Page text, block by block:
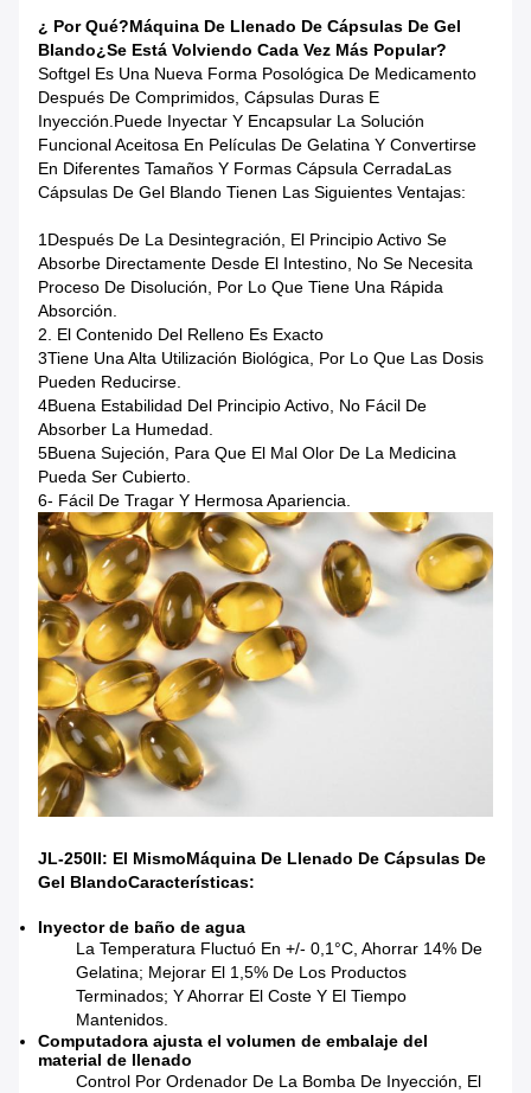
¿ Por Qué?Máquina De Llenado De Cápsulas De Gel
Blando¿Se Está Volviendo Cada Vez Más Popular?
Softgel Es Una Nueva Forma Posológica De Medicamento
Después De Comprimidos, Cápsulas Duras E
Inyección.Puede Inyectar Y Encapsular La Solución
Funcional Aceitosa En Películas De Gelatina Y Convertirse
En Diferentes Tamaños Y Formas Cápsula CerradaLas
Cápsulas De Gel Blando Tienen Las Siguientes Ventajas:
1Después De La Desintegración, El Principio Activo Se
Absorbe Directamente Desde El Intestino, No Se Necesita
Proceso De Disolución, Por Lo Que Tiene Una Rápida
Absorción.
2. El Contenido Del Relleno Es Exacto
3Tiene Una Alta Utilización Biológica, Por Lo Que Las Dosis
Pueden Reducirse.
4Buena Estabilidad Del Principio Activo, No Fácil De
Absorber La Humedad.
5Buena Sujeción, Para Que El Mal Olor De La Medicina
Pueda Ser Cubierto.
6- Fácil De Tragar Y Hermosa Apariencia.
JL-250II: El MismoMáquina De Llenado De Cápsulas De
Gel BlandoCaracterísticas:
Inyector de baño de agua
La Temperatura Fluctuó En +/- 0,1°C, Ahorrar 14% De
Gelatina; Mejorar El 1,5% De Los Productos
Terminados; Y Ahorrar El Coste Y El Tiempo
Mantenidos.
Computadora ajusta el volumen de embalaje del
material de llenado
Control Por Ordenador De La Bomba De Inyección, El